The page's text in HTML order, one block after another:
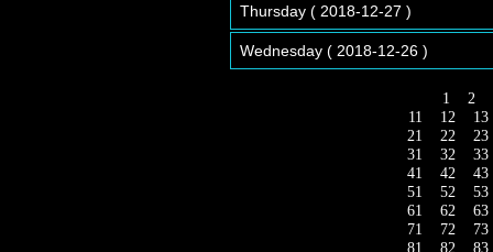
Thursday ( 2018-12-27 )
Wednesday ( 2018-12-26 )
1 2
11
12
13
21
22
23
31
32
33
41
42
43
51
52
53
61
62
63
71
72
73
81
82
83